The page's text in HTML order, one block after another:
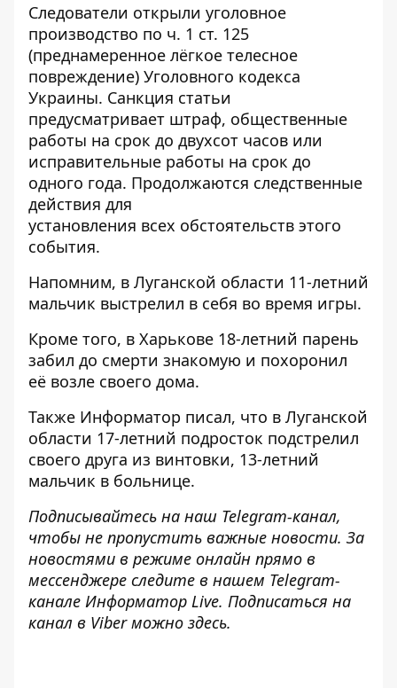
Следователи открыли уголовное
производство по ч. 1 ст. 125
(преднамеренное лёгкое телесное
повреждение) Уголовного кодекса
Украины. Санкция статьи
предусматривает штраф, общественные
работы на срок до двухсот часов или
исправительные работы на срок до
одного года. Продолжаются следственные
действия для
установления всех обстоятельств этого
события.
Напомним, в Луганской области 11-летний
мальчик выстрелил в себя во время игры.
Кроме того, в Харькове 18-летний парень
забил до смерти знакомую и похоронил
её возле своего дома.
Также Информатор писал, что в Луганской
области 17-летний подросток подстрелил
своего друга из винтовки, 13-летний
мальчик в больнице.
Подписывайтесь на наш Telegram-канал,
чтобы не пропустить важные новости. За
новостями в режиме онлайн прямо в
мессенджере следите в нашем Telegram-
канале Информатор Live. Подписаться на
канал в Viber можно здесь.